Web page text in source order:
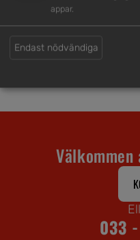
Brett och
Vi har en
033
appar.
Endast nödvändiga